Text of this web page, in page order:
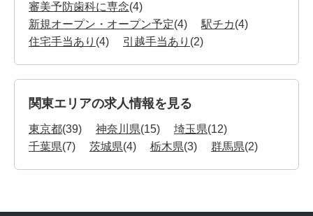
審美予防歯科に専念(4)
新規オープン・オープン予定(4) 駅チカ(4)
住宅手当あり (4) 引越手当あり (2)
関東エリアの求人情報を見る
東京都(39) 神奈川県(15) 埼玉県(12)
千葉県(7) 茨城県(4) 栃木県(3) 群馬県(2)